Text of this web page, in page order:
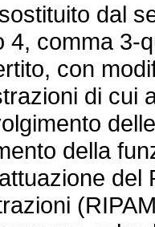
dal
4, comma 3-
con
di cui
della
del